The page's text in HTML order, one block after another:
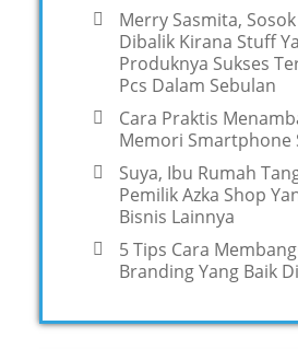
Merry Sasmita,
Dibalik Kirana Stuff
Produknya Sukses
Pcs Dalam Sebulan
Cara Praktis
Memori Smartphone
Suya, Ibu Rumah
Pemilik Azka Shop
Bisnis Lainnya
5 Tips Cara
Branding Yang Baik